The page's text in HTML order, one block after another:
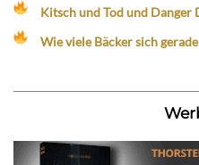
Kitsch und Tod und Danger
Wie viele Bäcker sich